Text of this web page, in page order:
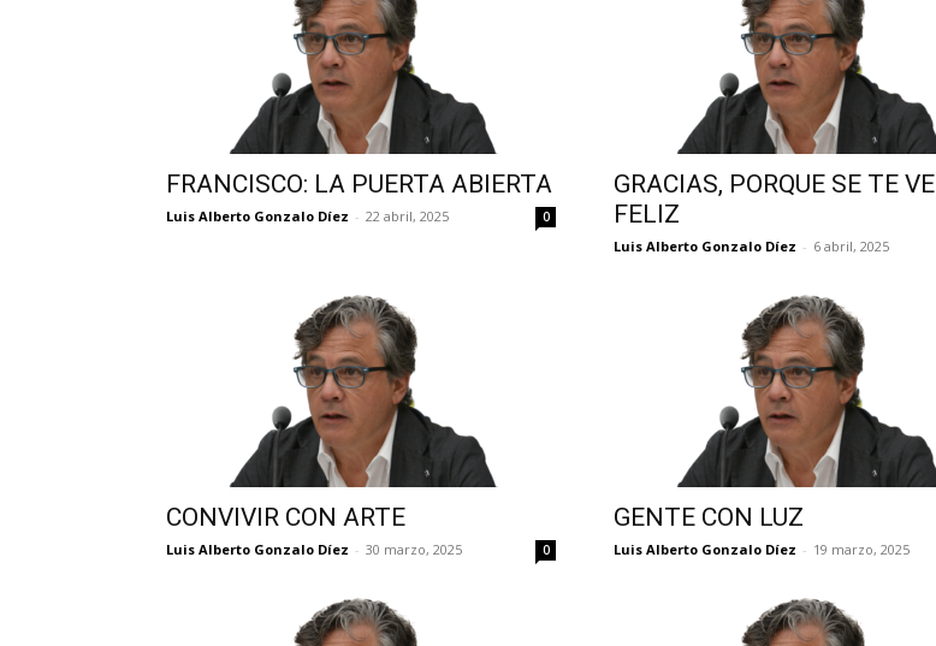
FRANCISCO: LA PUERTA ABIERTA
Luis Alberto Gonzalo Díez - 22 abril, 2025 0
GRACIAS, PORQUE SE TE VE
FELIZ
Luis Alberto Gonzalo Díez - 6 abril, 2025
CONVIVIR CON ARTE
Luis Alberto Gonzalo Díez - 30 marzo, 2025 0
GENTE CON LUZ
Luis Alberto Gonzalo Díez - 19 marzo, 2025